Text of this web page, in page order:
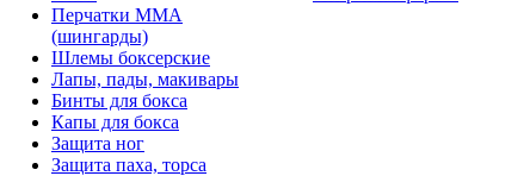
Перчатки MMA
(шингарды)
Шлемы боксерские
Лапы, пады, макивары
Бинты для бокса
Капы для бокса
Защита ног
Защита паха, торса